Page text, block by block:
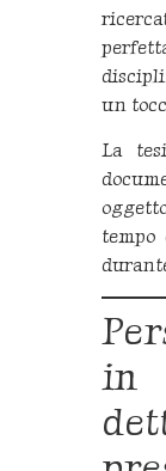
un
La
tempo